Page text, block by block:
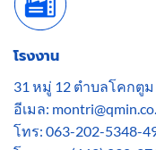
โรงงาน
31 หมู่ 12 ตำบลโคกตู
อีเมล:
โทร: 063-202-5348-